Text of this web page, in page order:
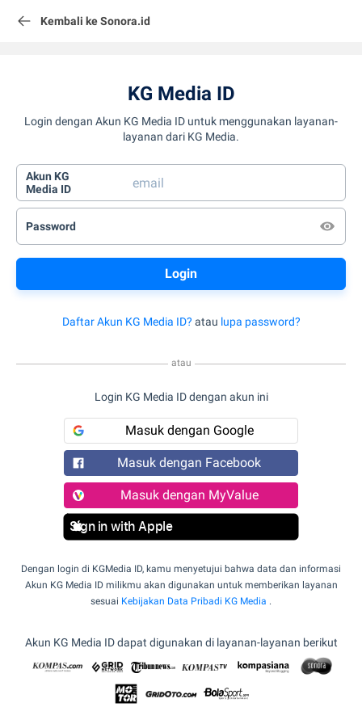
Kembali ke Sonora.id
KG Media ID
Login dengan Akun KG Media ID untuk menggunakan layanan-
layanan dari KG Media.
Akun KG
Media ID
Password
Daftar Akun KG Media ID? atau lupa password?
atau
Login KG Media ID dengan akun ini
Masuk dengan Google
Masuk dengan Facebook
Masuk dengan MyValue
Sign in with Apple
Dengan login di KGMedia ID, kamu menyetujui bahwa data dan informasi
Akun KG Media ID milikmu akan digunakan untuk memberikan layanan
sesuai Kebijakan Data Pribadi KG Media .
Akun KG Media ID dapat digunakan di layanan-layanan berikut